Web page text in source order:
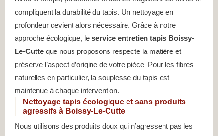
compliquent la durabilité du tapis. Un nettoyage en
profondeur devient alors nécessaire. Grâce à notre
approche écologique, le service entretien tapis Boissy-
Le-Cutte que nous proposons respecte la matière et
préserve l’aspect d’origine de votre pièce. Pour les fibres
naturelles en particulier, la souplesse du tapis est
maintenue à chaque intervention.
Nettoyage tapis écologique et sans produits
agressifs à Boissy-Le-Cutte
Nous utilisons des produits doux qui n’agressent pas les